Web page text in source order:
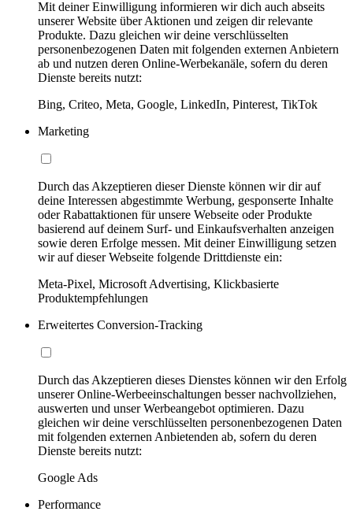
Mit deiner Einwilligung informieren wir dich auch abseits
unserer Website über Aktionen und zeigen dir relevante
Produkte. Dazu gleichen wir deine verschlüsselten
personenbezogenen Daten mit folgenden externen Anbietern
ab und nutzen deren Online-Werbekanäle, sofern du deren
Dienste bereits nutzt:
Bing, Criteo, Meta, Google, LinkedIn, Pinterest, TikTok
Marketing
Durch das Akzeptieren dieser Dienste können wir dir auf
deine Interessen abgestimmte Werbung, gesponserte Inhalte
oder Rabattaktionen für unsere Webseite oder Produkte
basierend auf deinem Surf- und Einkaufsverhalten anzeigen
sowie deren Erfolge messen. Mit deiner Einwilligung setzen
wir auf dieser Webseite folgende Drittdienste ein:
Meta-Pixel, Microsoft Advertising, Klickbasierte
Produktempfehlungen
Erweitertes Conversion-Tracking
Durch das Akzeptieren dieses Dienstes können wir den Erfolg
unserer Online-Werbeeinschaltungen besser nachvollziehen,
auswerten und unser Werbeangebot optimieren. Dazu
gleichen wir deine verschlüsselten personenbezogenen Daten
mit folgenden externen Anbietenden ab, sofern du deren
Dienste bereits nutzt:
Google Ads
Performance